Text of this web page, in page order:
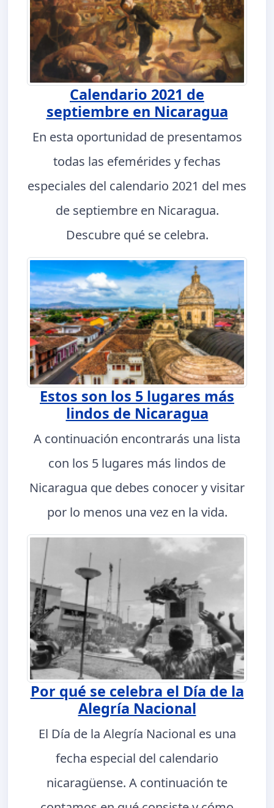
Calendario 2021 de
septiembre en Nicaragua
En esta oportunidad de presentamos
todas las efemérides y fechas
especiales del calendario 2021 del mes
de septiembre en Nicaragua.
Descubre qué se celebra.
Estos son los 5 lugares más
lindos de Nicaragua
A continuación encontrarás una lista
con los 5 lugares más lindos de
Nicaragua que debes conocer y visitar
por lo menos una vez en la vida.
Por qué se celebra el Día de la
Alegría Nacional
El Día de la Alegría Nacional es una
fecha especial del calendario
nicaragüense. A continuación te